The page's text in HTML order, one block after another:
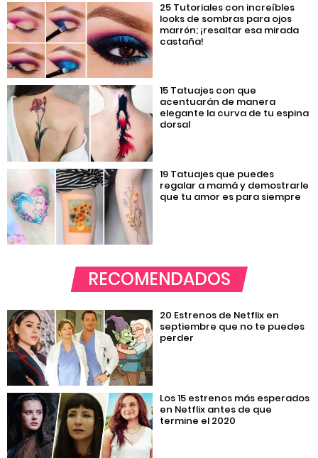
25 Tutoriales con increíbles
looks de sombras para ojos
marrón; ¡resaltar esa mirada
castaña!
15 Tatuajes con que
acentuarán de manera
elegante la curva de tu espina
dorsal
19 Tatuajes que puedes
regalar a mamá y demostrarle
que tu amor es para siempre
RECOMENDADOS
20 Estrenos de Netflix en
septiembre que no te puedes
perder
Los 15 estrenos más esperados
en Netflix antes de que
termine el 2020